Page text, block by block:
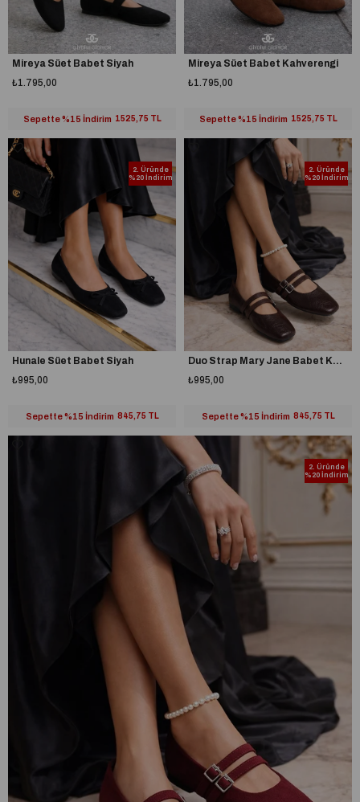
Mireya Süet Babet Siyah
₺1.795,00
Sepette %15 İndirim 1525,75 TL
Mireya Süet Babet Kahverengi
₺1.795,00
Sepette %15 İndirim 1525,75 TL
2. Üründe
%20 İndirim
Hunale Süet Babet Siyah
₺995,00
Sepette %15 İndirim 845,75 TL
2. Üründe
%20 İndirim
Duo Strap Mary Jane Babet Koyu Kahve
₺995,00
Sepette %15 İndirim 845,75 TL
2. Üründe
%20 İndirim